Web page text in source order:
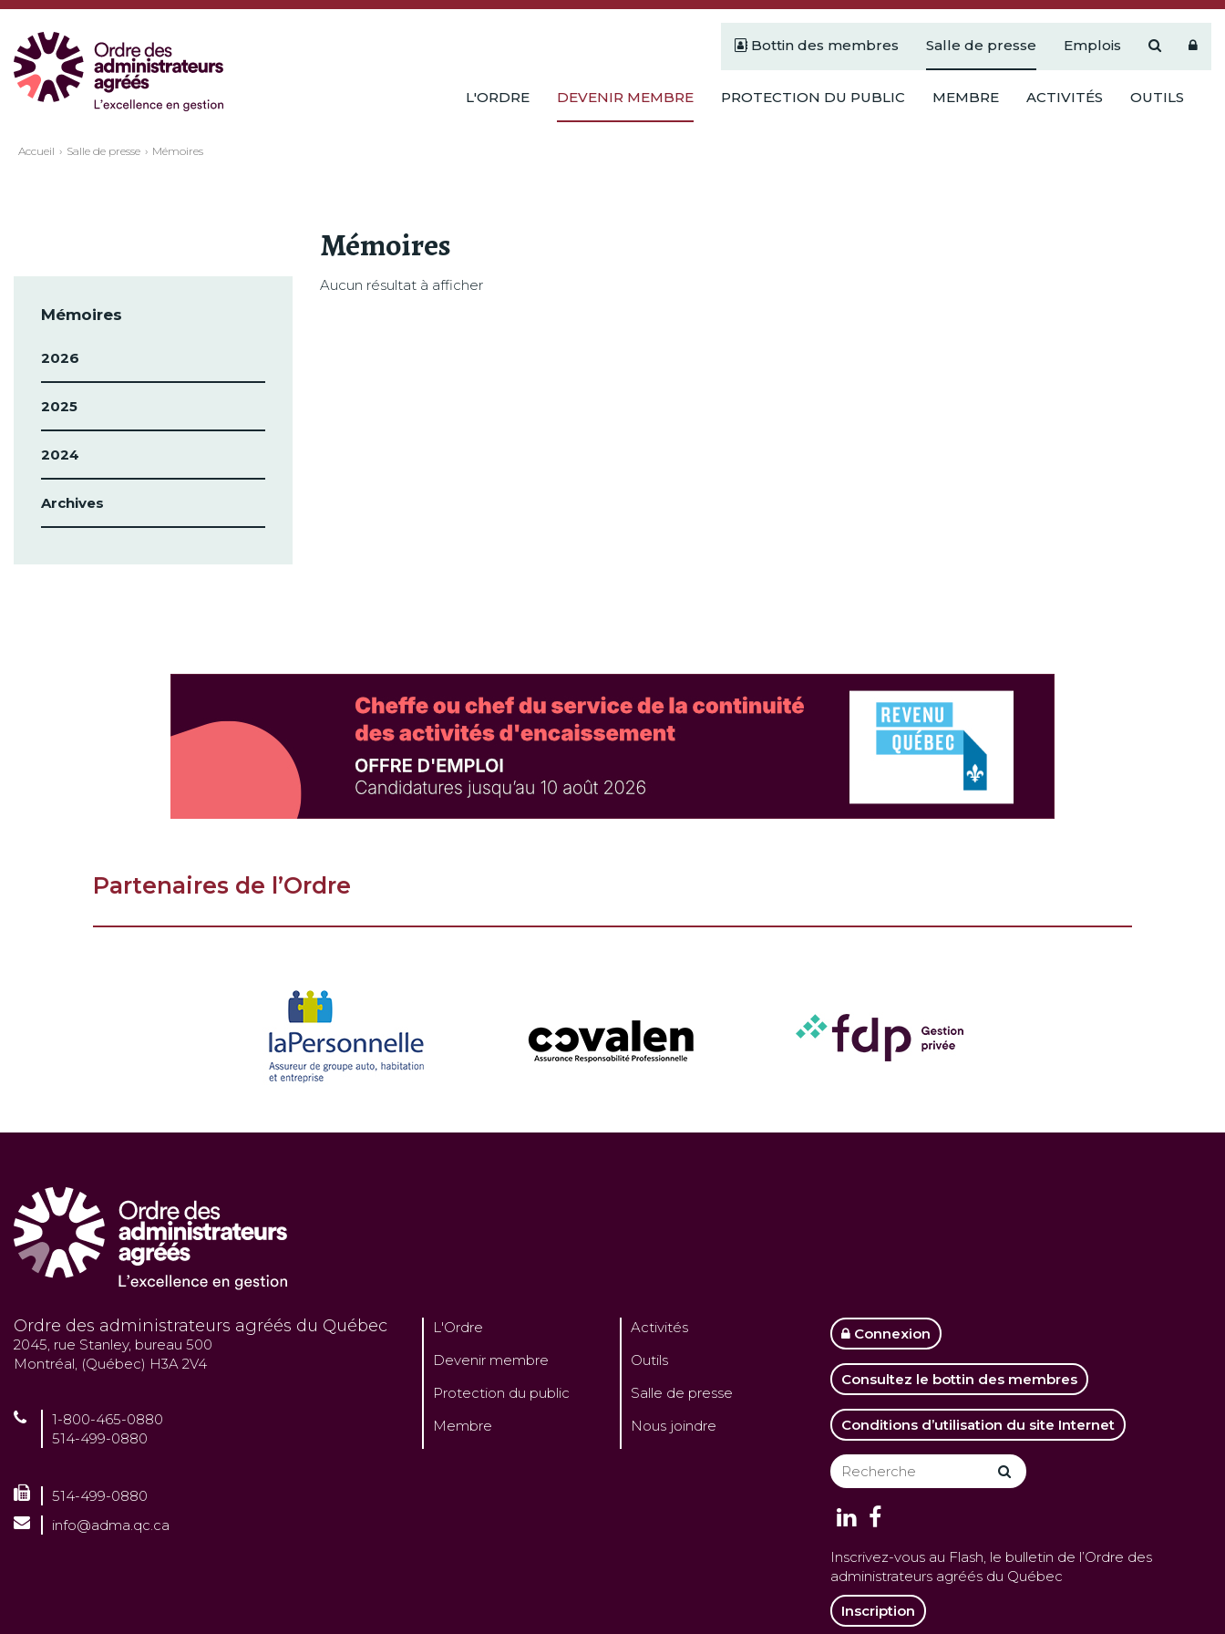
Bottin des membres Salle de presse Emplois
L'ORDRE DEVENIR MEMBRE PROTECTION DU PUBLIC MEMBRE ACTIVITÉS OUTILS
Accueil Salle de presse Mémoires
Mémoires
2026
2025
2024
Archives
Mémoires
Aucun résultat à afficher
Partenaires de l’Ordre
Ordre des administrateurs agréés du Québec
2045, rue Stanley, bureau 500
Montréal, (Québec) H3A 2V4
1-800-465-0880
514-499-0880
514-499-0880
info@adma.qc.ca
L'Ordre
Devenir membre
Protection du public
Membre
Activités
Outils
Salle de presse
Nous joindre
Connexion
Consultez le bottin des membres
Conditions d’utilisation du site Internet
Inscrivez-vous au Flash, le bulletin de l’Ordre des
administrateurs agréés du Québec
Inscription